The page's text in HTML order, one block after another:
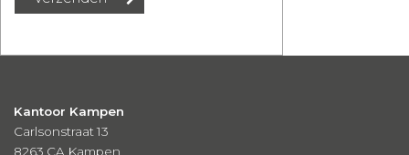
Kantoor Kampen
Carlsonstraat 13
8263 CA Kampen